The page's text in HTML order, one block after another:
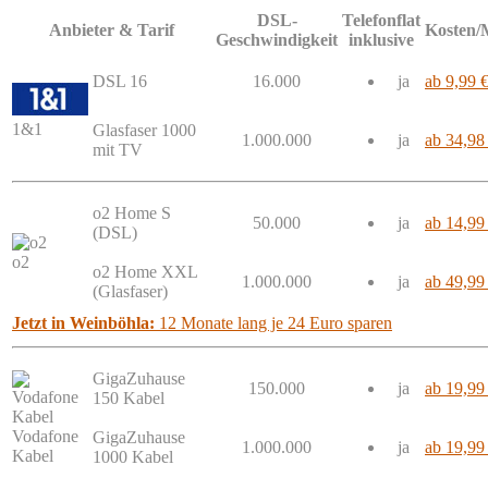
Anbieter & Tarif
DSL-
Geschwindigkeit
Telefonflat
inklusive
Kosten/
1&1
DSL 16 16.000 ja ab 9,99 €
Glasfaser 1000
mit TV
1.000.000 ja ab 34,98
o2
o2 Home S
(DSL)
50.000 ja ab 14,99
o2 Home XXL
(Glasfaser)
1.000.000 ja ab 49,99
Jetzt in Weinböhla: 12 Monate lang je 24 Euro sparen
Vodafone
Kabel
GigaZuhause
150 Kabel
150.000 ja ab 19,99
GigaZuhause
1000 Kabel
1.000.000 ja ab 19,99